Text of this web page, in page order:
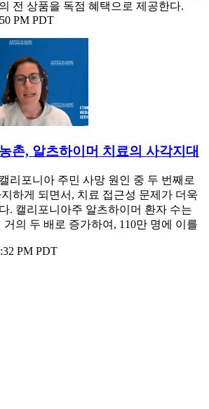
전 상품을 독점 혜택으로 제공한다.
PM PDT
촌, 알츠하이머 치료의 사각지대
리포니아 주민 사망 원인 중 두 번째로
하게 되면서, 치료 접근성 문제가 더욱
. 캘리포니아주 알츠하이머 환자 수는
거의 두 배로 증가하여, 110만 명에 이를
PM PDT